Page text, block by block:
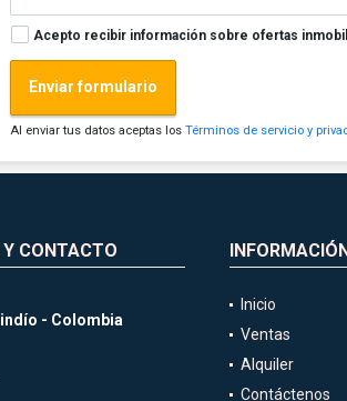
Acepto recibir información sobre ofertas
Enviar formulario
Al enviar tus datos aceptas losTérminos de servicio y
CONTACTO
- Colombia
Inicio
Ventas
Alquiler
Contáctenos